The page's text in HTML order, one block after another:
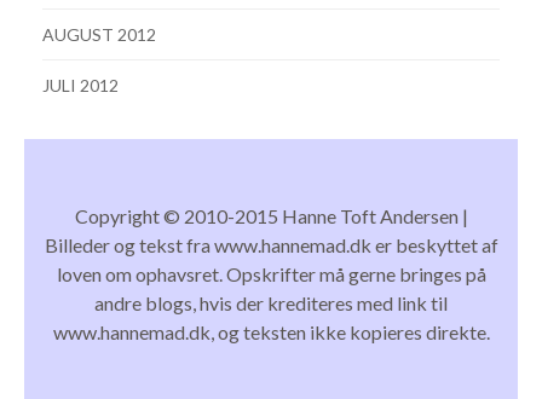
AUGUST 2012
JULI 2012
Copyright © 2010-2015 Hanne Toft Andersen |
Billeder og tekst fra www.hannemad.dk er beskyttet af
loven om ophavsret. Opskrifter må gerne bringes på
andre blogs, hvis der krediteres med link til
www.hannemad.dk, og teksten ikke kopieres direkte.